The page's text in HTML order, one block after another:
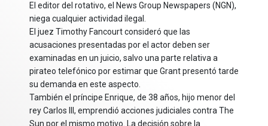
El editor del rotativo, el News Group Newspapers (NGN),
niega cualquier actividad ilegal.
El juez Timothy Fancourt consideró que las
acusaciones presentadas por el actor deben ser
examinadas en un juicio, salvo una parte relativa a
pirateo telefónico por estimar que Grant presentó tarde
su demanda en este aspecto.
También el príncipe Enrique, de 38 años, hijo menor del
rey Carlos III, emprendió acciones judiciales contra The
Sun por el mismo motivo. La decisión sobre la